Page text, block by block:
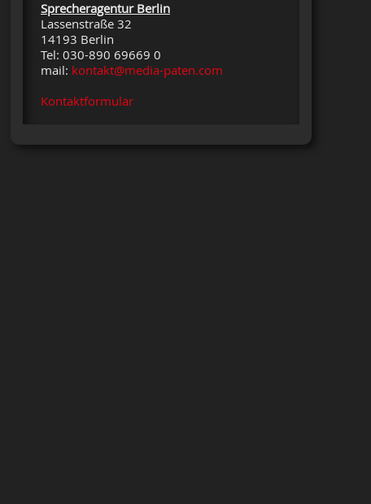
Sprecheragentur Berlin
Lassenstraße 32
14193 Berlin
Tel: 030-890 69669 0
mail: kontakt@media-paten.com
Kontaktformular